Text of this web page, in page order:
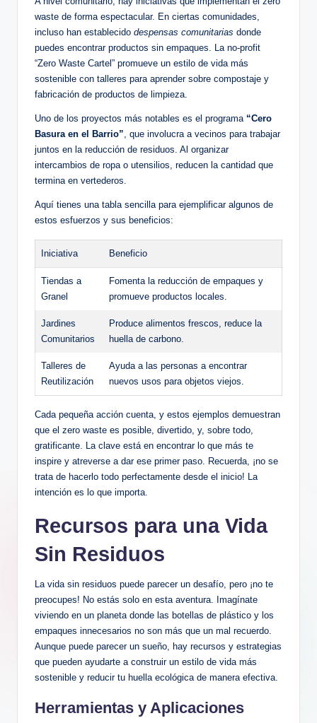
waste de forma espectacular. En ciertas comunidades,
incluso han establecido despensas comunitarias donde
puedes encontrar productos sin empaques. La no-profit
“Zero Waste Cartel” promueve un estilo de vida más
sostenible con talleres para aprender sobre compostaje y
fabricación de productos de limpieza.
Uno de los proyectos más notables es el programa “Cero
Basura en el Barrio”, que involucra a vecinos para trabajar
juntos en la reducción de residuos. Al organizar
intercambios de ropa o utensilios, reducen la cantidad que
termina en vertederos.
Aquí tienes una tabla sencilla para ejemplificar algunos de
estos esfuerzos y sus beneficios:
Iniciativa Beneficio
Tiendas a
Granel
Fomenta la reducción de empaques y
promueve productos locales.
Jardines
Comunitarios
Produce alimentos frescos, reduce la
huella de carbono.
Talleres de
Reutilización
Ayuda a las personas a encontrar
nuevos usos para objetos viejos.
Cada pequeña acción cuenta, y estos ejemplos demuestran
que el zero waste es posible, divertido, y, sobre todo,
gratificante. La clave está en encontrar lo que más te
inspire y atreverse a dar ese primer paso. Recuerda, ¡no se
trata de hacerlo todo perfectamente desde el inicio! La
intención es lo que importa.
Recursos para una Vida
Sin Residuos
La vida sin residuos puede parecer un desafío, pero ¡no te
preocupes! No estás solo en esta aventura. Imagínate
viviendo en un planeta donde las botellas de plástico y los
empaques innecesarios no son más que un mal recuerdo.
Aunque puede parecer un sueño, hay recursos y estrategias
que pueden ayudarte a construir un estilo de vida más
sostenible y reducir tu huella ecológica de manera efectiva.
Herramientas y Aplicaciones